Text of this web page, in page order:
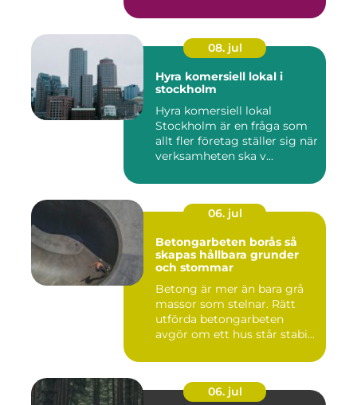
08. jul
Hyra komersiell lokal i
stockholm
Hyra komersiell lokal
Stockholm är en fråga som
allt fler företag ställer sig när
verksamheten ska v...
06. jul
Betongarbeten borås så
skapas hållbara grunder
och stommar
Betong är mer än bara grå
massor som stelnar. Rätt
utförda betongarbeten
avgör om ett hus står stabi...
06. jul